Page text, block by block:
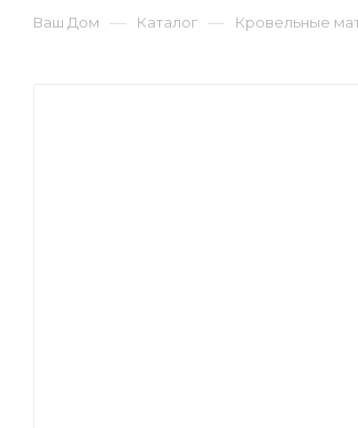
Ваш Дом — Каталог — Кровельные